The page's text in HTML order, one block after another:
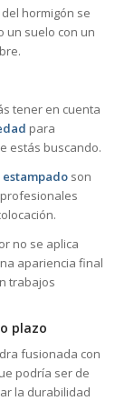
hormigón se
un suelo con un
tener en cuenta
para
estás buscando.
son
no se aplica
apariencia final
trabajos
plazo
fusionada con
podría ser de
la durabilidad